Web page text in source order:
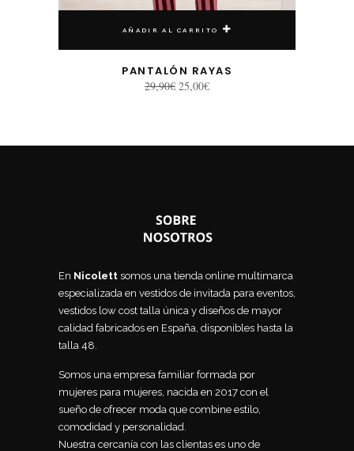
AÑADIR AL CARRITO
PANTALÓN RAYAS
29,90€ El
precio
25,00€El
En Nicolett somos una tienda online multimarca
especializada en vestidos de invitada para eventos,
vestidos low cost talla única y diseños de mayor
calidad fabricados en España, disponibles hasta la
talla 48.
Somos una empresa familiar formada por
mujeres para mujeres, nacida en 2017 con el
sueño de ofrecer moda que combine estilo,
comodidad y personalidad.
Nuestra cercanía con las clientas es uno de